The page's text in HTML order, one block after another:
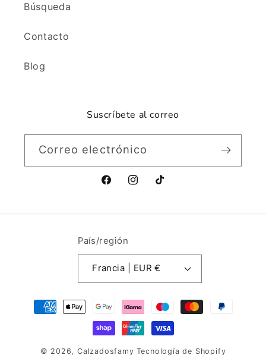
Búsqueda
Contacto
Blog
Suscríbete al correo
Correo electrónico
FacebookInstagram
TikTok
País/región
Francia | EUR €
Formas
de
© 2026,Calzadosfamy Tecnología de Shopify